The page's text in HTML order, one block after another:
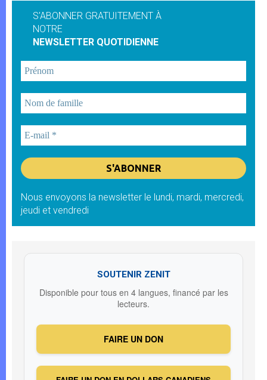
S'ABONNER GRATUITEMENT À
NOTRE
NEWSLETTER QUOTIDIENNE
Nous envoyons la newsletter le lundi, mardi, mercredi,
jeudi et vendredi
SOUTENIR ZENIT
Disponible pour tous en 4 langues, financé par les
lecteurs.
FAIRE UN DON